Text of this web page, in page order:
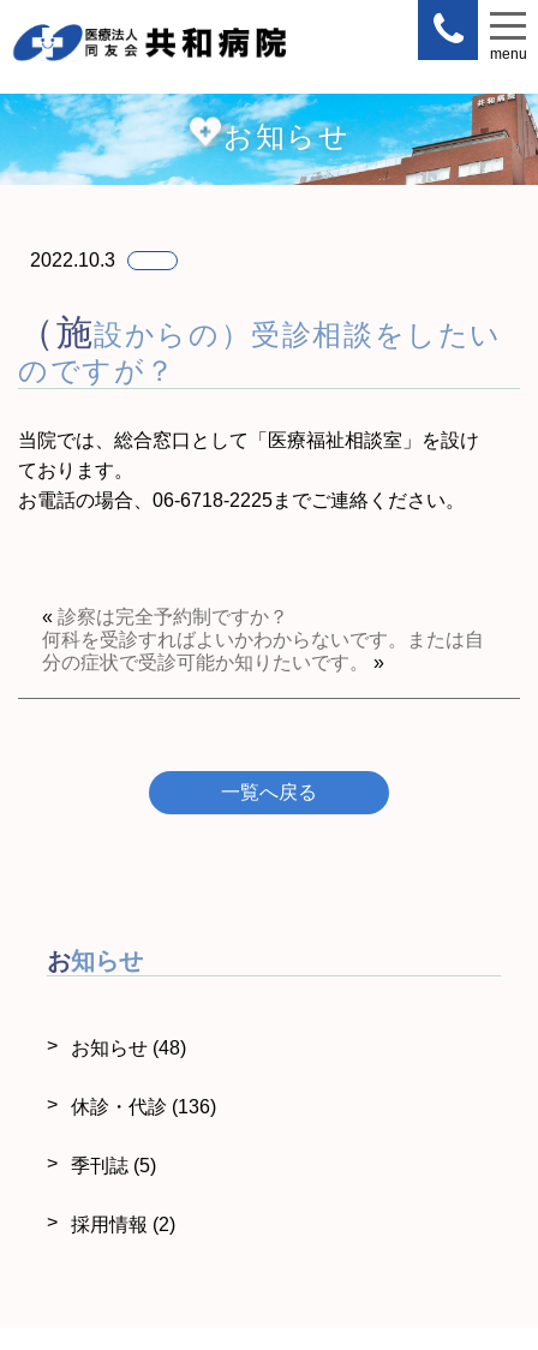
menu
お知らせ
お知らせ
お知らせ (48)
休診・代診 (136)
季刊誌 (5)
採用情報 (2)
2022.10.3
（施設からの）受診相談をしたい
のですが？
当院では、総合窓口として「 医療福祉相談室 」を設け
ております。
お電話の場合、06-6718-2225までご連絡ください。
« 診察は完全予約制ですか？
何科を受診すればよいかわからないです。または自
分の症状で受診可能か知りたいです。
»
一覧へ戻る